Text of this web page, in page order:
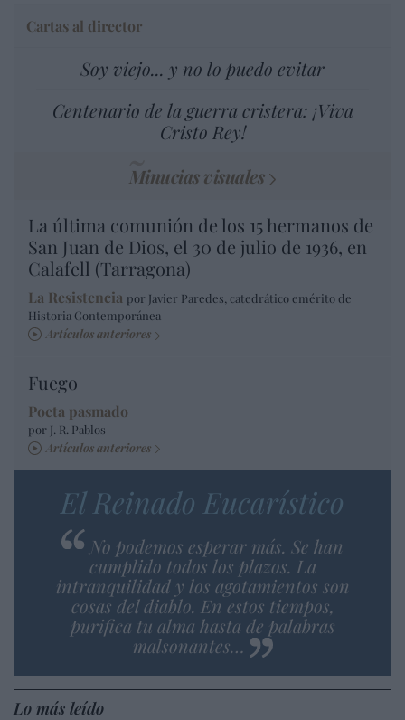
Cartas al director
Soy viejo... y no lo puedo evitar
Centenario de la guerra cristera: ¡Viva
Cristo Rey!
Minucias visuales
La última comunión de los 15 hermanos de
San Juan de Dios, el 30 de julio de 1936, en
Calafell (Tarragona)
La Resistencia por Javier Paredes, catedrático emérito de
Historia Contemporánea
Artículos anteriores
Fuego
Poeta pasmado
por J. R. Pablos
Artículos anteriores
El Reinado Eucarístico
No podemos esperar más. Se han
cumplido todos los plazos. La
intranquilidad y los agotamientos son
cosas del diablo. En estos tiempos,
purifica tu alma hasta de palabras
malsonantes…
Lo más leído